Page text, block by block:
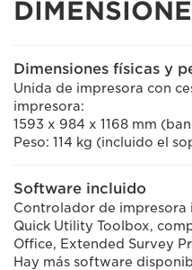
Dimensiones físicas y
Unida de impresora con
impresora:
1593 x 984 x 1168 mm
Peso: 114 kg (incluido el
Software incluido
Controlador de impresora
Quick Utility Toolbox,
Office, Extended Survey
Hay más software